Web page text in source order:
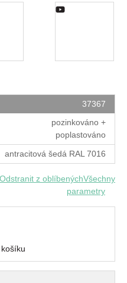
37367
pozinkováno +
poplastováno
antracitová šedá RAL 7016
Odstranit z oblíbenýchVšechny
parametry